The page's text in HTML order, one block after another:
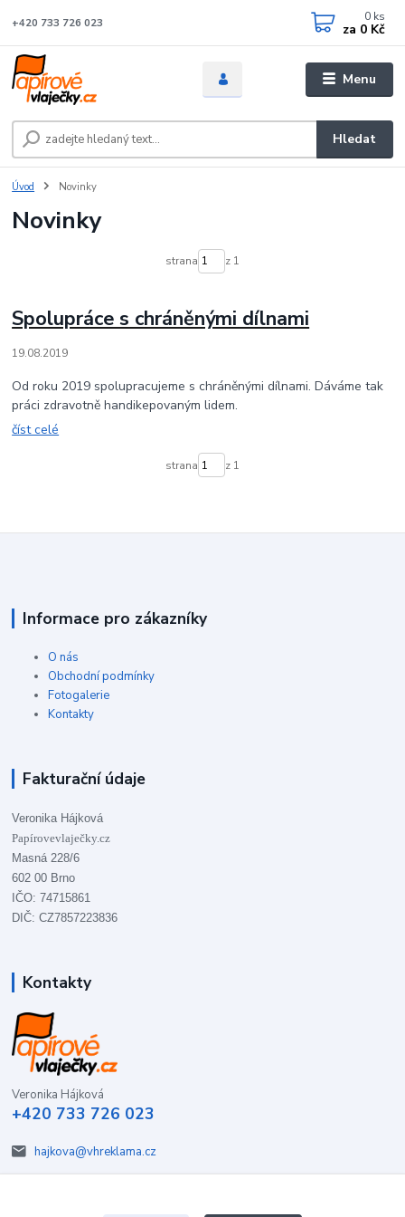
Menu
Hledat
+420 733 726 023 0 ks
za 0 Kč
Úvod Novinky
Novinky
strana z 1
Spolupráce s chráněnými dílnami
19.08.2019
Od roku 2019 spolupracujeme s chráněnými dílnami. Dáváme tak
práci zdravotně handikepovaným lidem.
číst celé
strana z 1
Informace pro zákazníky
O nás
Obchodní podmínky
Fotogalerie
Kontakty
Fakturační údaje
Veronika Hájková
Papírovevlaječky.cz
Masná 228/6
602 00 Brno
IČO: 74715861
DIČ: CZ7857223836
Kontakty
Veronika Hájková
+420 733 726 023
hajkova@vhreklama.cz